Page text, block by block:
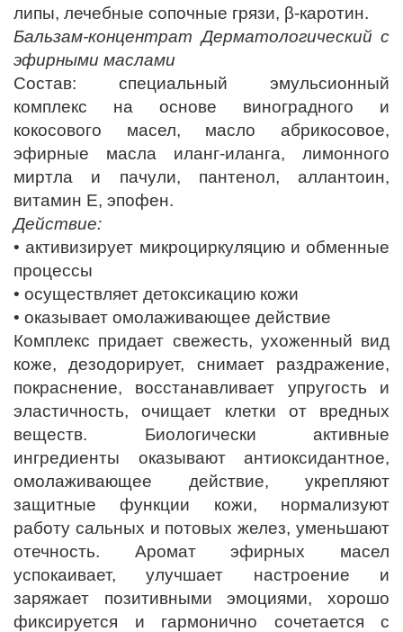
липы, лечебные сопочные грязи, β-каротин.
Бальзам-концентрат Дерматологический с
эфирными маслами
Состав: специальный эмульсионный
комплекс на основе виноградного и
кокосового масел, масло абрикосовое,
эфирные масла иланг-иланга, лимонного
миртла и пачули, пантенол, аллантоин,
витамин Е, эпофен.
Действие:
• активизирует микроциркуляцию и обменные
процессы
• осуществляет детоксикацию кожи
• оказывает омолаживающее действие
Комплекс придает свежесть, ухоженный вид
коже, дезодорирует, снимает раздражение,
покраснение, восстанавливает упругость и
эластичность, очищает клетки от вредных
веществ. Биологически активные
ингредиенты оказывают антиоксидантное,
омолаживающее действие, укрепляют
защитные функции кожи, нормализуют
работу сальных и потовых желез, уменьшают
отечность. Аромат эфирных масел
успокаивает, улучшает настроение и
заряжает позитивными эмоциями, хорошо
фиксируется и гармонично сочетается с